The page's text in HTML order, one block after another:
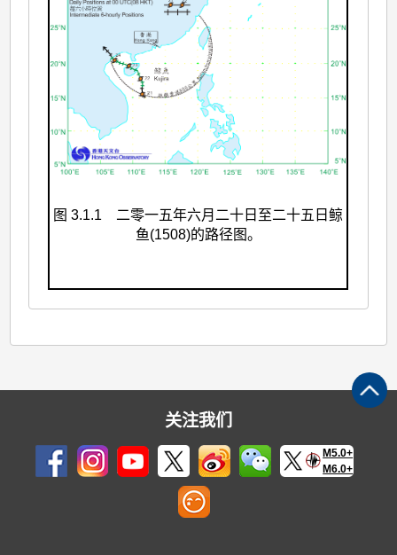
图 3.1.1 二零一五年六月二十日至二十五日鲸
鱼(1508)的路径图。
关注我们
M5.0+
M6.0+